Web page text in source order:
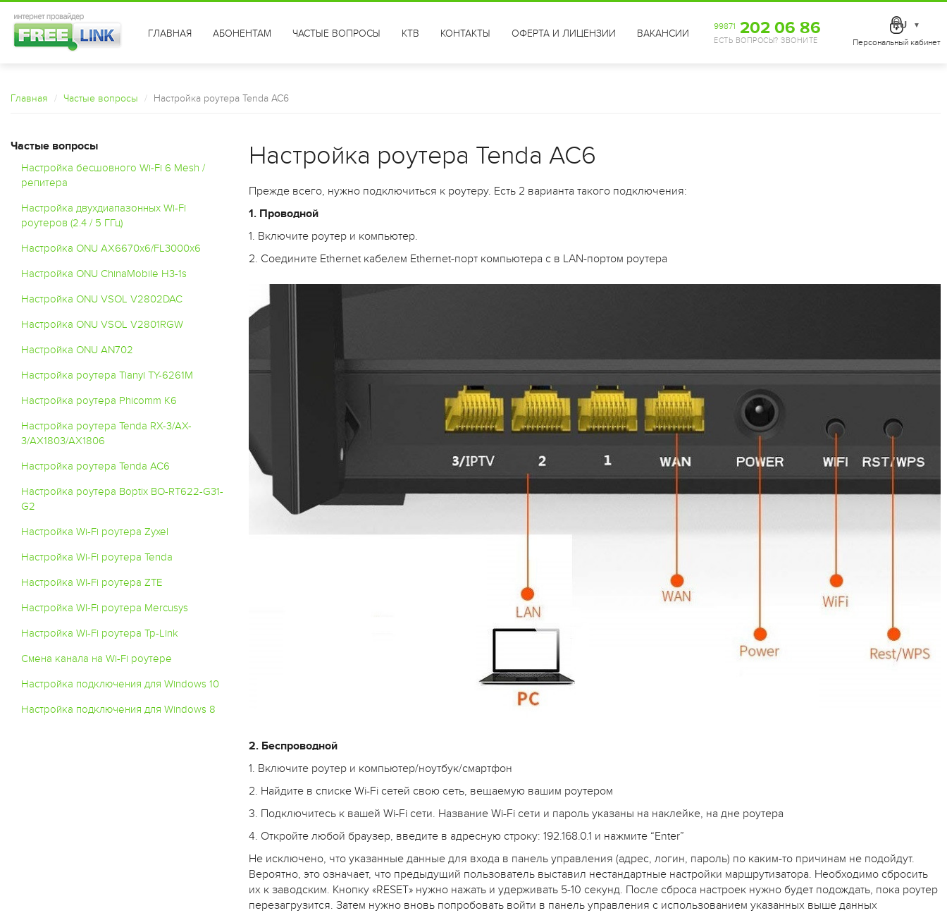
ГЛАВНАЯ АБОНЕНТАМ ЧАСТЫЕ ВОПРОСЫ КТВ КОНТАКТЫ ОФЕРТА И ЛИЦЕНЗИИ ВАКАНСИИ
99871 202 06 86
ЕСТЬ ВОПРОСЫ? ЗВОНИТЕ Персональный кабинет
RU ▼
Главная Частые вопросы Настройка роутера Tenda AC6
Частые вопросы
Настройка бесшовного Wi-Fi 6 Mesh /
репитера
Настройка двухдиапазонных Wi-Fi
роутеров (2.4 / 5 ГГц)
Настройка ONU AX6670x6/FL3000x6
Настройка ONU ChinaMobile H3-1s
Настройка ONU VSOL V2802DAC
Настройка ONU VSOL V2801RGW
Настройка ONU AN702
Настройка роутера Tianyi TY-6261M
Настройка роутера Phicomm K6
Настройка роутера Tenda RX-3/AX-
3/AX1803/AX1806
Настройка роутера Tenda AC6
Настройка роутера Boptix BO-RT622-G31-
G2
Настройка Wi-Fi роутера Zyxel
Настройка Wi-Fi роутера Tenda
Настройка WI-Fi роутера ZTE
Настройка WI-Fi роутера Mercusys
Настройка Wi-Fi роутера Tp-Link
Смена канала на Wi-Fi роутере
Настройка подключения для Windows 10
Настройка подключения для Windows 8
Настройка роутера Tenda AC6
Прежде всего, нужно подключиться к роутеру. Есть 2 варианта такого подключения:
1. Проводной
1. Включите роутер и компьютер.
2. Соедините Ethernet кабелем Ethernet-порт компьютера с в LAN-портом роутера
2. Беспроводной
1. Включите роутер и компьютер/ноутбук/смартфон
2. Найдите в списке Wi-Fi сетей свою сеть, вещаемую вашим роутером
3. Подключитесь к вашей Wi-Fi сети. Название Wi-Fi сети и пароль указаны на наклейке, на дне роутера
4. Откройте любой браузер, введите в адресную строку: 192.168.0.1 и нажмите “Enter”
Не исключено, что указанные данные для входа в панель управления (адрес, логин, пароль) по каким-то причинам не подойдут.
Вероятно, это означает, что предыдущий пользователь выставил нестандартные настройки маршрутизатора. Необходимо сбросить
их к заводским. Кнопку «RESET» нужно нажать и удерживать 5-10 секунд. После сброса настроек нужно будет подождать, пока роутер
перезагрузится. Затем нужно вновь попробовать войти в панель управления с использованием указанных выше данных